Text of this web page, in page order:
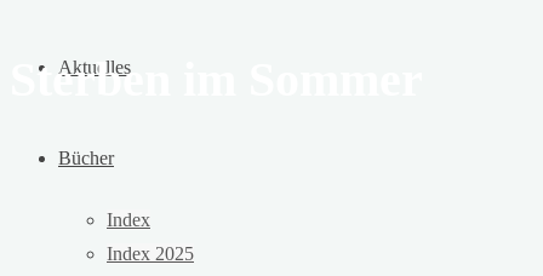
Aktuelles
Bücher
Index
Index 2025
Sterben im Sommer